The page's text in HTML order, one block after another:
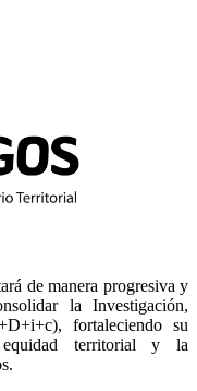
de manera progresiva y
la Investigación,
fortaleciendo su
territorial y la